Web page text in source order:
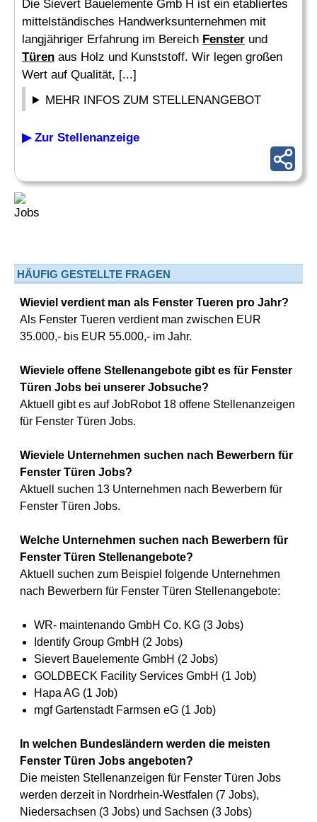
Die Sievert Bauelemente Gmb H ist ein etabliertes
mittelständisches Handwerksunternehmen mit
langjähriger Erfahrung im Bereich Fenster und
Türen aus Holz und Kunststoff. Wir legen großen
Wert auf Qualität, [...]
MEHR INFOS ZUM STELLENANGEBOT
▶ Zur Stellenanzeige
HÄUFIG GESTELLTE FRAGEN
Wieviel verdient man als Fenster Tueren pro Jahr?
Als Fenster Tueren verdient man zwischen EUR
35.000,- bis EUR 55.000,- im Jahr.
Wieviele offene Stellenangebote gibt es für Fenster
Türen Jobs bei unserer Jobsuche?
Aktuell gibt es auf JobRobot 18 offene Stellenanzeigen
für Fenster Türen Jobs.
Wieviele Unternehmen suchen nach Bewerbern für
Fenster Türen Jobs?
Aktuell suchen 13 Unternehmen nach Bewerbern für
Fenster Türen Jobs.
Welche Unternehmen suchen nach Bewerbern für
Fenster Türen Stellenangebote?
Aktuell suchen zum Beispiel folgende Unternehmen
nach Bewerbern für Fenster Türen Stellenangebote:
WR- maintenando GmbH Co. KG (3 Jobs)
Identify Group GmbH (2 Jobs)
Sievert Bauelemente GmbH (2 Jobs)
GOLDBECK Facility Services GmbH (1 Job)
Hapa AG (1 Job)
mgf Gartenstadt Farmsen eG (1 Job)
In welchen Bundesländern werden die meisten
Fenster Türen Jobs angeboten?
Die meisten Stellenanzeigen für Fenster Türen Jobs
werden derzeit in Nordrhein-Westfalen (7 Jobs),
Niedersachsen (3 Jobs) und Sachsen (3 Jobs)